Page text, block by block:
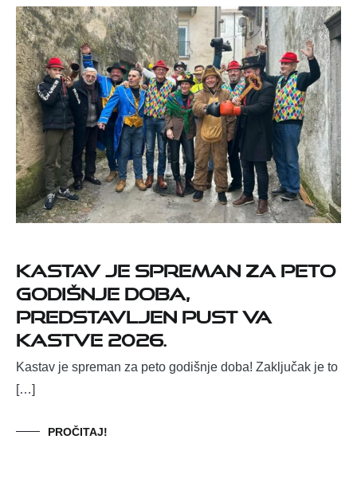
Kastav je spreman za peto
godišnje doba,
predstavljen Pust va
Kastve 2026.
Kastav je spreman za peto godišnje doba! Zaključak je to
[…]
PROČITAJ!